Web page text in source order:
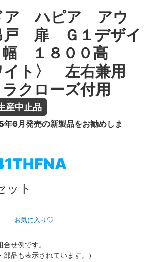
ア ハピア アウ
戸 扉 Ｇ１デザイ
１８００高
イト〉 左右兼用
クローズ付用
中止品
6月発売の新製品をお勧めしま
ット
お気に入り
せ例です。
部品も表示されています。）